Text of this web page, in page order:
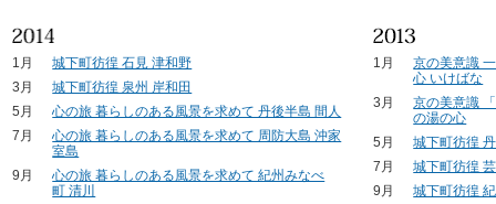
1月
城下町彷徨 石見 津和野
3月
城下町彷徨 泉州 岸和田
5月
心の旅 暮らしのある風景を求めて 丹後半島 間人
7月
心の旅 暮らしのある風景を求めて 周防大島 沖家
室島
9月
心の旅 暮らしのある風景を求めて 紀州みなべ
町 清川
1月
京の美意識
心 いけばな
3月
京の美意識
の湯の心
5月
城下町彷徨
7月
城下町彷徨
9月
城下町彷徨